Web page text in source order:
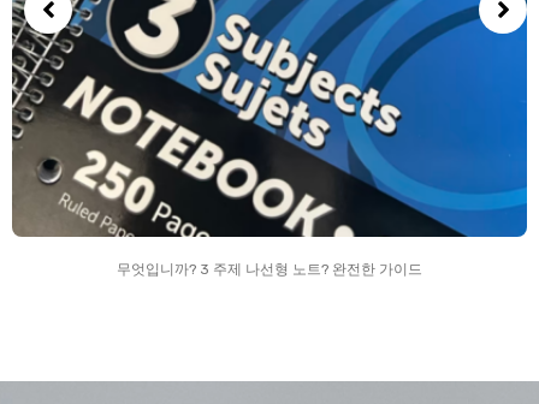
무엇입니까? 3 주제 나선형 노트? 완전한 가이드